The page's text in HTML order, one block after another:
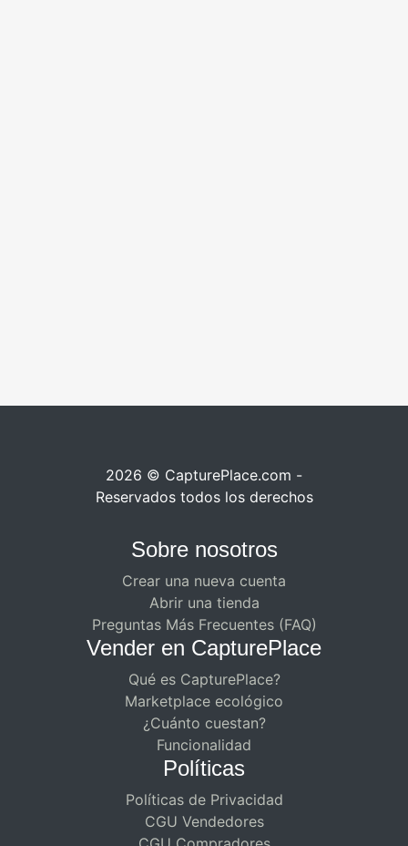
2026 © CapturePlace.com -
Reservados todos los derechos
Sobre nosotros
Crear una nueva cuenta
Abrir una tienda
Preguntas Más Frecuentes (FAQ)
Vender en CapturePlace
Qué es CapturePlace?
Marketplace ecológico
¿Cuánto cuestan?
Funcionalidad
Políticas
Políticas de Privacidad
CGU Vendedores